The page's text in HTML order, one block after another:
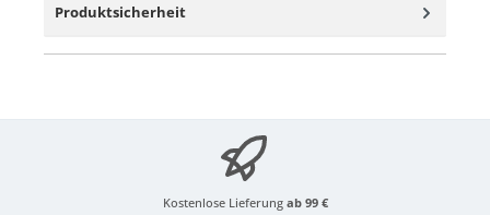
Produktsicherheit
Kostenlose Lieferung ab 99 €